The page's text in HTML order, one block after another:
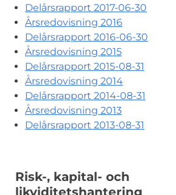
Delårsrapport 2017-06-30
Årsredovisning 2016
Delårsrapport 2016-06-30
Årsredovisning 2015
Delårsrapport 2015-08-31
Årsredovisning 2014
Delårsrapport 2014-08-31
Årsredovisning 2013
Delårsrapport 2013-08-31
Risk-, kapital- och
likviditetshantering